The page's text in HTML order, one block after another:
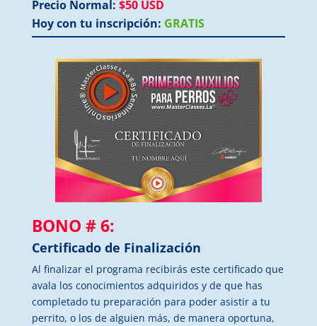
Precio Normal: $50 USD
Hoy con tu inscripción: GRATIS
BONO # 6:
Certificado de Finalización
Al finalizar el programa recibirás este certificado que
avala los conocimientos adquiridos y de que has
completado tu preparación para poder asistir a tu
perrito, o los de alguien más, de manera oportuna,